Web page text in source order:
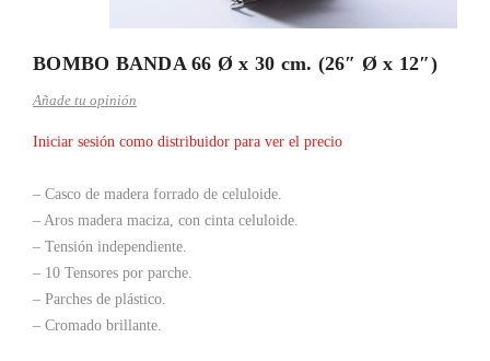
BOMBO BANDA 66 Ø x 30 cm. (26″ Ø x 12″)
Añade tu opinión
Iniciar sesión como distribuidor para ver el precio
– Casco de madera forrado de celuloide.
– Aros madera maciza, con cinta celuloide.
– Tensión independiente.
– 10 Tensores por parche.
– Parches de plástico.
– Cromado brillante.